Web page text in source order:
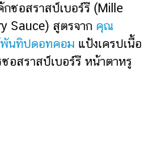
ซอสราสป์เบอร์รี (Mille
Sauce) สูตรจาก คุณ
พันทิปดอทคอม แป้งเครปเนื้อ
สราสป์เบอร์รี หน้าตาหรู